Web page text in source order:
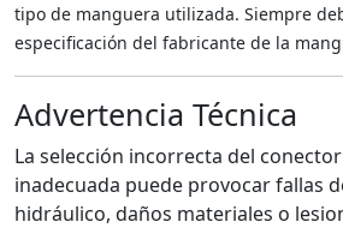
tipo de manguera utilizada. Siempre
especificación del fabricante de la
Advertencia Técnica
La selección incorrecta del
inadecuada puede provocar fallas
hidráulico, daños materiales o